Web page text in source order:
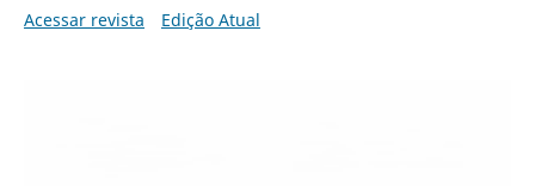
Acessar revista
Edição Atual